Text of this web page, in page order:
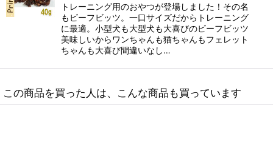
トレーニング用のおやつが登場しました！その名
もビーフビッツ。一口サイズだからトレーニング
に最適。小型犬も大型犬も大喜びのビーフビッツ
美味しいからワンちゃんも猫ちゃんもフェレット
ちゃんも大喜び間違いなし…
この商品を買った人は、こんな商品も買っています